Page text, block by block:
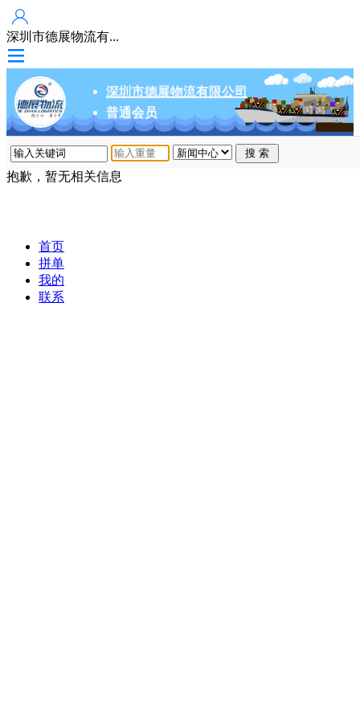
深圳市德展物流有...
深圳市德展物流有限公司
普通会员
抱歉，暂无相关信息
首页
拼单
我的
联系